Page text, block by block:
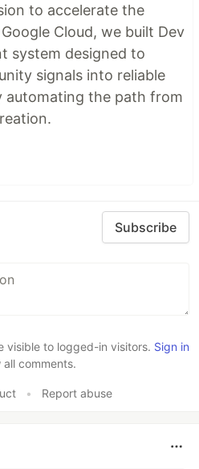
to accelerate the
Cloud, we built Dev
system designed to
signals into reliable
automating the path from
Subscribe
visible to logged-in visitors. Sign in
all comments.
• Report abuse